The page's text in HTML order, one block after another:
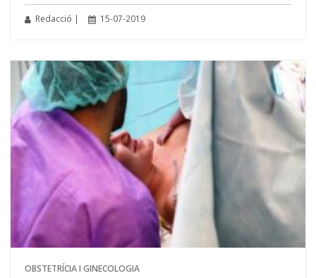
Redacció | 15-07-2019
OBSTETRÍCIA I GINECOLOGIA